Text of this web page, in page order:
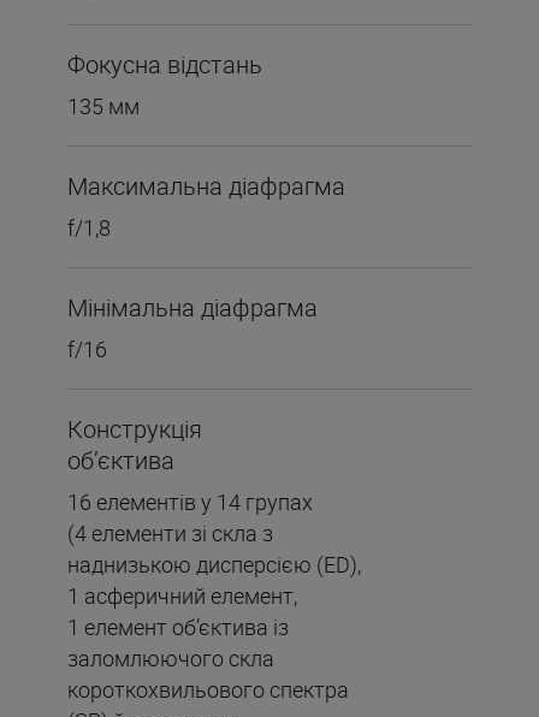
Фокусна відстань
135 мм
Максимальна діафрагма
f/1,8
Мінімальна діафрагма
f/16
Конструкція
об’єктива
16 елементів у 14 групах
(4 елементи зі скла з
наднизькою дисперсією (ED),
1 асферичний елемент,
1 елемент об’єктива із
заломлюючого скла
короткохвильового спектра